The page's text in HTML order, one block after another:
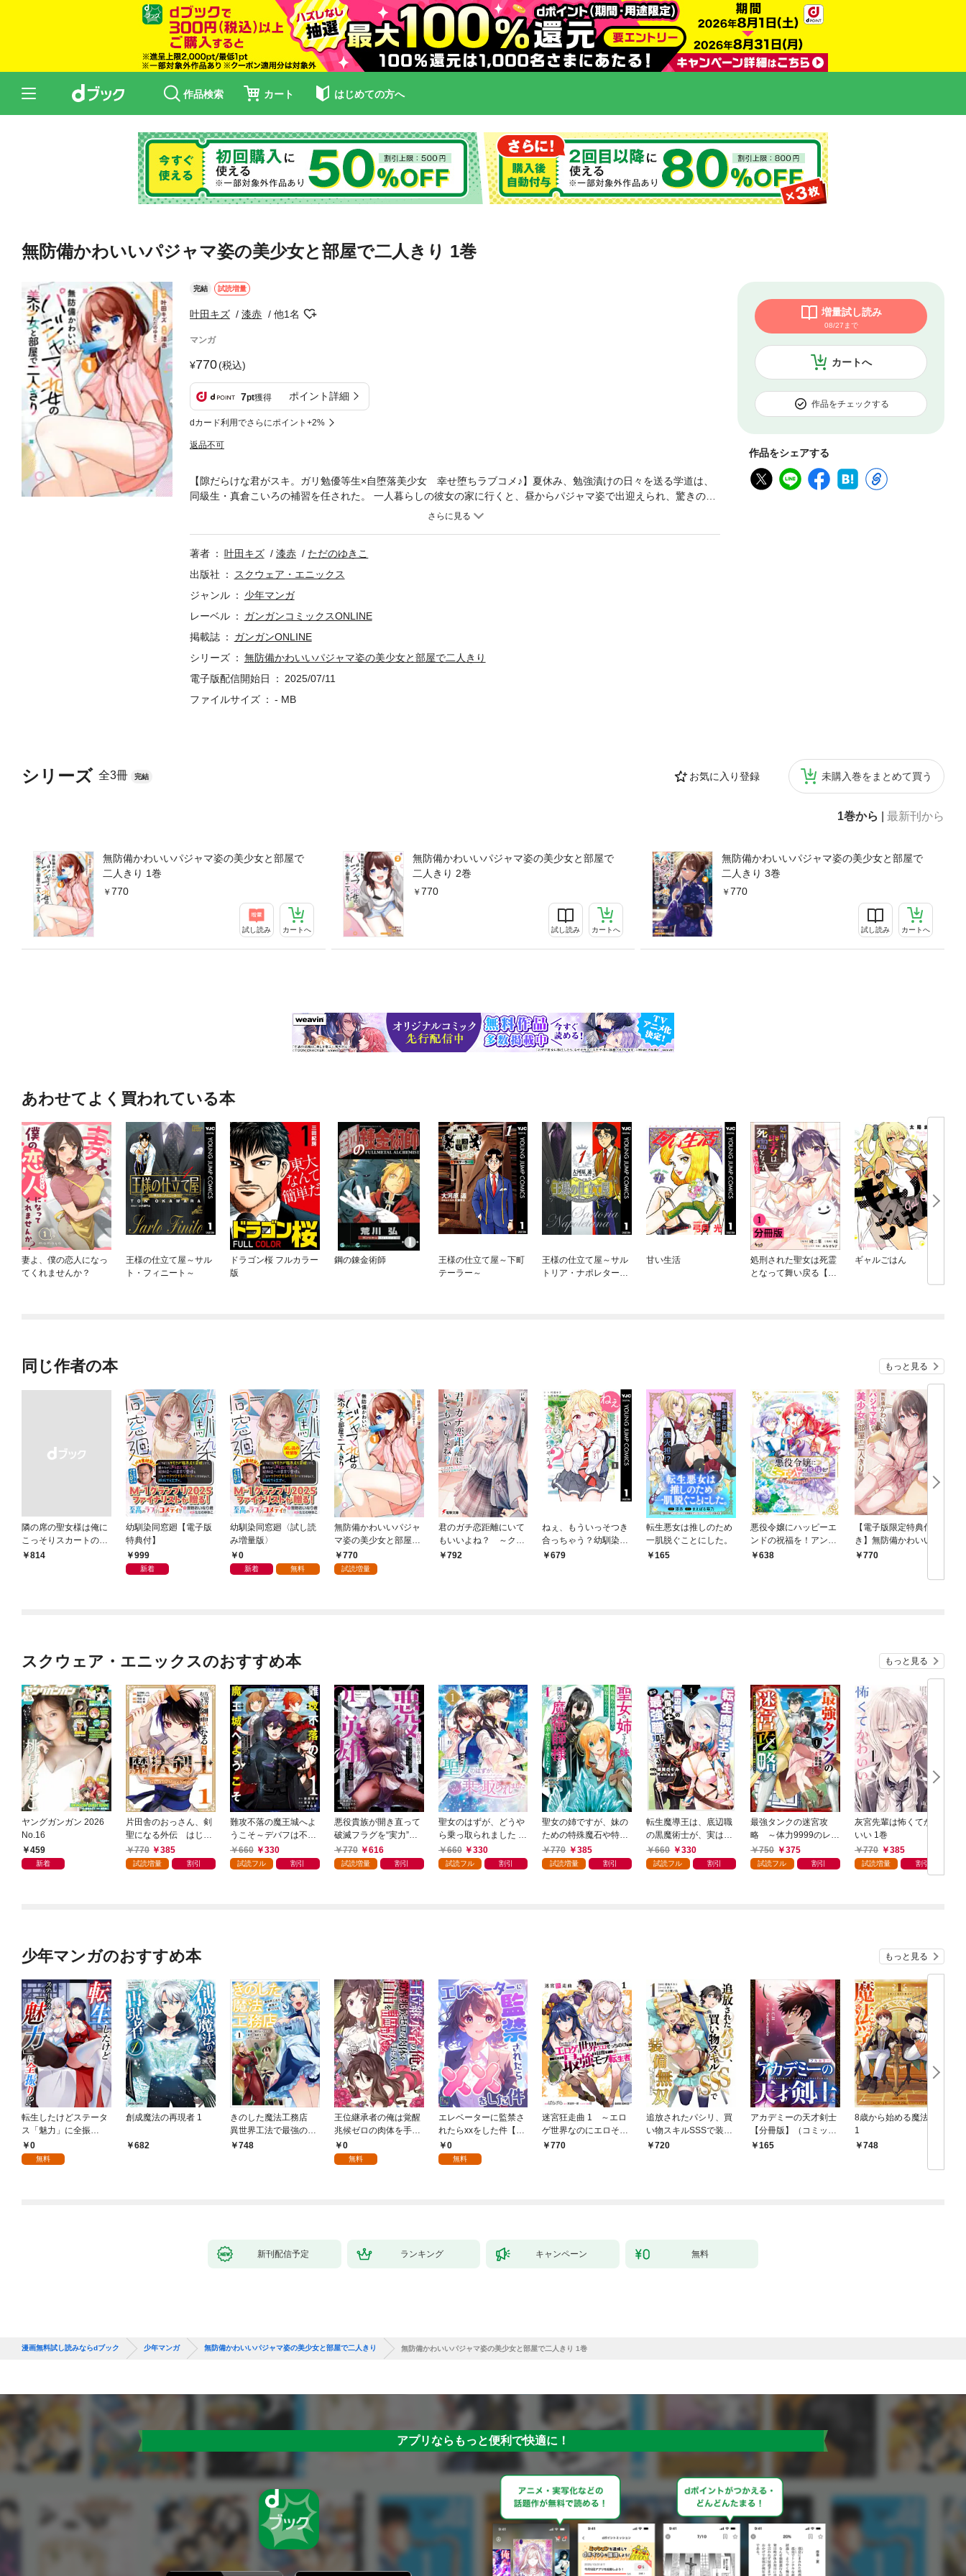
作品検索 カート はじめての方へ
無防備かわいいパジャマ姿の美少女と部屋で二人きり 1巻
完結 試読増量
叶田キズ 漆赤 他1名
マンガ
770(税込)
7pt獲得 ポイント詳細
dカード利用でさらにポイント+2%
返品不可
カートへ
増量試し読み
08/27まで
作品をチェックする
作品をシェアする
シリーズ 全3冊 完結 お気に入り登録 未購入巻をまとめて買う
1巻から 最新刊から
無防備かわいいパジャマ姿の美少女と部屋で
二人きり 1巻
770
試し読み カートへ
無防備かわいいパジャマ姿の美少女と部屋で
二人きり 2巻
770
試し読み カートへ
無防備かわいいパジャマ姿の美少女と部屋で
二人きり 3巻
770
試し読み カートへ
【隙だらけな君がスキ。ガリ勉優等生×自堕落美少女 幸せ堕ちラブコメ♪】夏休み、勉強漬けの日々を送る学道は、
同級生・真倉こいろの補習を任された。 一人暮らしの彼女の家に行くと、昼からパジャマ姿で出迎えられ、驚きの提
案を受ける。「ねぇ……一緒に堕落しよ？」パジャマ姿の隙だらけなこいろと、ゲームしたり、ご飯食べたり、気付
著者 叶田キズ 漆赤
ただのゆきこ
出版社
スクウェア・エニックス
ジャンル
少年マンガ
レーベル
ガンガンコミックスONLINE
掲載誌
ガンガンONLINE
シリーズ
無防備かわいいパジャマ姿の美少女と部屋で二人きり
電子版配信開始日
2025/07/11
ファイルサイズ
- MB
あわせてよく買われている本
妻よ、僕の恋人になっ
てくれませんか？
王様の仕立て屋～サル
ト・フィニート～
ドラゴン桜 フルカラー
版
鋼の錬金術師
王様の仕立て屋～下町
テーラー～
王様の仕立て屋～サル
トリア・ナポレターナ
甘い生活
処刑された聖女は死霊
となって舞い戻る【分
ギャルごはん
同じ作者の本 もっと見る
隣の席の聖女様は俺に
こっそりスカートの中
を教えてくれる
￥814
幼馴染同窓廻【電子版
特典付】
999
新着
幼馴染同窓廻〈試し読
み増量版〉
0
新着 無料
無防備かわいいパジャ
マ姿の美少女と部屋で
二人きり 1巻
770
試読増量
君のガチ恋距離にいて
もいいよね？ ～クラ
スの人気アイドルと気
792
ねぇ、もういっそつき
合っちゃう？幼馴染の
美少女に頼まれて、カ
679
転生悪女は推しのため
一肌脱ぐことにした。
165
悪役令嬢にハッピーエ
ンドの祝福を！アンソ
ロジーコミック
638
【電子版限定特典付
き】無防備かわいいパ
ジャマ姿の美少女と部
770
スクウェア・エニックスのおすすめ本 もっと見る
ヤングガンガン 2026
No.16
459
新着
片田舎のおっさん、剣
聖になる外伝 はじま
りの魔法剣士 1巻
770 385
試読増量 割引
難攻不落の魔王城へよ
うこそ～デバフは不要
と勇者パーティーを追
い出された黒魔導士、
660 330
試読フル 割引
悪役貴族が開き直って
破滅フラグを“実力”で
叩き折っていたら、い
つの間にかヒロイン達
770 616
試読増量 割引
聖女のはずが、どうや
ら乗っ取られました 1
巻660 330
試読フル 割引
聖女の姉ですが、妹の
ための特殊魔石や特殊
薬草の採取をやめた
ら、隣国の魔術師様の
770 385
試読増量 割引
転生魔導王は、底辺職
の黒魔術士が、実は最
強職だと知っている 1
巻
660 330
試読フル 割引
最強タンクの迷宮攻
略 ～体力9999のレア
スキル持ちタンク、勇
者パーティーを追放さ
750 375
試読フル 割引
灰宮先輩は怖くてかわ
いい 1巻
770
385
試読増量 割引
少年マンガのおすすめ本 もっと見る
転生したけどステータ
ス「魅力」に全振
り！？(1)
0
無料
創成魔法の再現者 1
682
きのした魔法工務店
異世界工法で最強の家
づくりを（コミック）
748
王位継承者の俺は覚醒
兆候ゼロの肉体を手に
入れて自由を謳歌す
る。1
0
無料
エレベーターに監禁さ
れたらxxをした件【全
年齢版】(1)
0
無料
迷宮狂走曲 1 ～エロ
ゲ世界なのにエロそっ
ちのけでひたすら最強
770
追放されたパシリ、買
い物スキルSSSで装備
無双 ～買ったモノを
720
アカデミーの天才剣士
【分冊版】（コミッ
ク） １話【フルカラ
165
8歳から始める魔法学
1
748
新刊配信予定 ランキング キャンペーン 無料
漫画無料試し読みならdブック 少年マンガ 無防備かわいいパジャマ姿の美少女と部屋で二人きり 無防備かわいいパジャマ姿の美少女と部屋で二人きり 1巻
アプリならもっと便利で快適に！